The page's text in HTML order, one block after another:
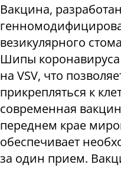
Вакцина,
везикулярного
Шипы
на VSV, что
прикрепляться к
современная
переднем крае
обеспечивает
за один прием.